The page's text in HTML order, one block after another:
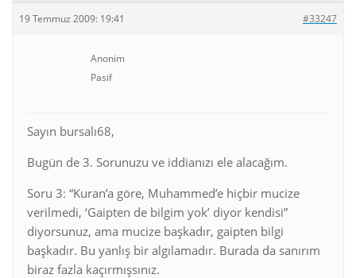
19 Temmuz 2009: 19:41 #33247
Anonim
Pasif
Sayın bursalı68,
Bugün de 3. Sorunuzu ve iddianızı ele alacağım.
Soru 3: “Kuran’a göre, Muhammed’e hiçbir mucize
verilmedi, ‘Gaipten de bilgim yok’ diyor kendisi”
diyorsunuz, ama mucize başkadır, gaipten bilgi
başkadır. Bu yanlış bir algılamadır. Burada da sanırım
biraz fazla kaçırmışsınız.